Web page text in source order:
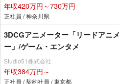
年収420万円～730万円
正社員 / 神奈川県
3DCGアニメーター「リードアニ
ー」/ゲーム・エンタメ
Studio51株式会社
年収384万円～
正社員 / 契約社員 / 東京都